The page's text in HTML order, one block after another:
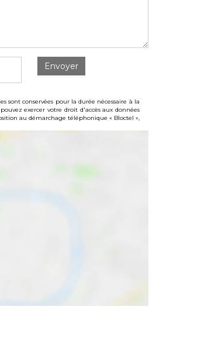
Envoyer
sont conservées pour la durée nécessaire à la
exercer votre droit d'accès aux données
au démarchage téléphonique « Bloctel »,